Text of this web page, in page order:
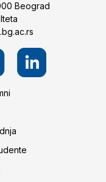
Beograd